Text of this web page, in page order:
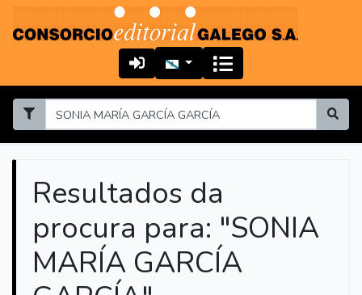
Resultados da
procura para: "SONIA
MARÍA GARCÍA